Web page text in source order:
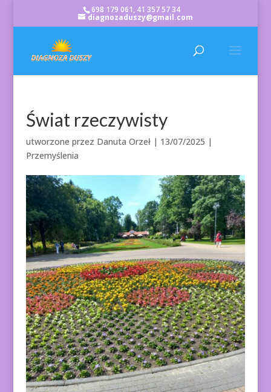
698 179 061, 41 357 57 34
diagnozaduszy@gmail.com
Świat rzeczywisty
utworzone przez Danuta Orzeł| 13/07/2025 |
Przemyślenia